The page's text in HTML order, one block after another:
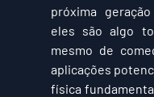
próxima
eles são algo
mesmo de
aplicações
física